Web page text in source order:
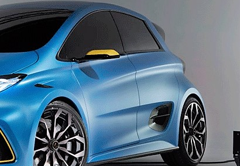
Varios
pasar con tu
usar?
Movilidad
Campaña busca
destino de los
en la región